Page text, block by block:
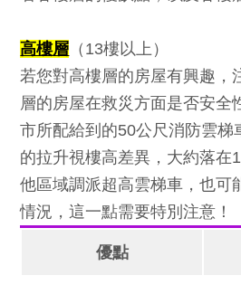
高樓層 （13樓以上）
若您對高樓層的房屋有興趣，
層的房屋在救災方面是否安全
市所配給到的50公尺消防雲梯
的拉升視樓高差異，大約落在
他區域調派超高雲梯車，也可
情況，這一點需要特別注意！
優點